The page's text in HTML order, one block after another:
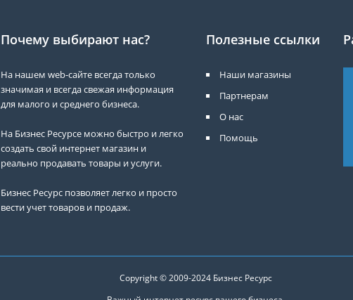
Почему выбирают нас?
На нашем web-сайте всегда только
значимая и всегда свежая информация
для малого и среднего бизнеса.
На Бизнес Ресурсе можно быстро и легко
создать свой интернет магазин и
реально продавать товары и услуги.
Бизнес Ресурс позволяет легко и просто
вести учет товаров и продаж.
Полезные ссылки
Наши магазины
Партнерам
О нас
Помощь
Copyright © 2009-2024 Бизнес Ресурс